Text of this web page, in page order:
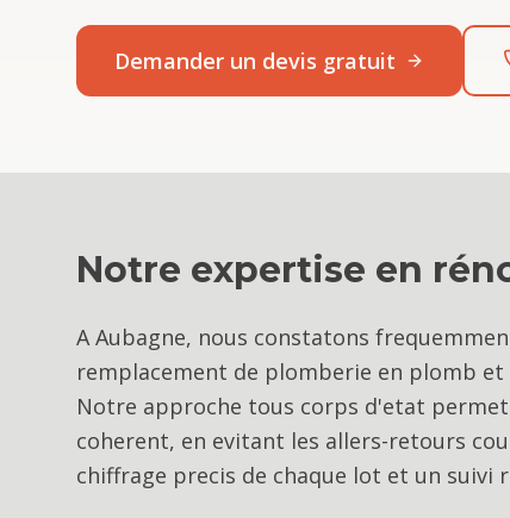
Demander un devis gratuit
Notre expertise en
A Aubagne, nous constatons
remplacement de plomberie en plomb
Notre approche tous corps d'etat
coherent, en evitant les allers-retours
chiffrage precis de chaque lot et un suivi